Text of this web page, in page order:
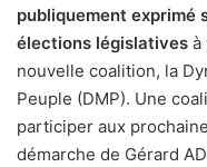
publiquement exprimé
élections législatives à
nouvelle coalition, la
Peuple (DMP). Une
participer aux
démarche de Gérard